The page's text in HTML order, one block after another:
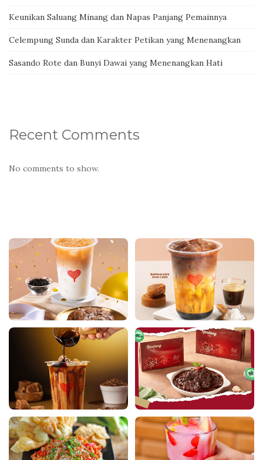
Keunikan Saluang Minang dan Napas Panjang Pemainnya
Celempung Sunda dan Karakter Petikan yang Menenangkan
Sasando Rote dan Bunyi Dawai yang Menenangkan Hati
Recent Comments
No comments to show.